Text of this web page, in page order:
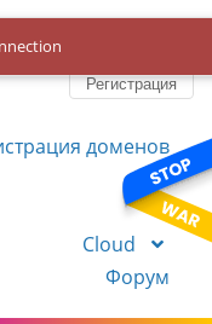
Регистрация
доменов
VPS
Cloud
Форум